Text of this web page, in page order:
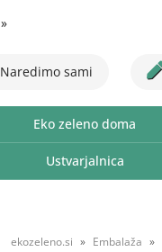
»
Naredimo sami
Eko zeleno doma
Ustvarjalnica
ekozeleno.si Embalaža